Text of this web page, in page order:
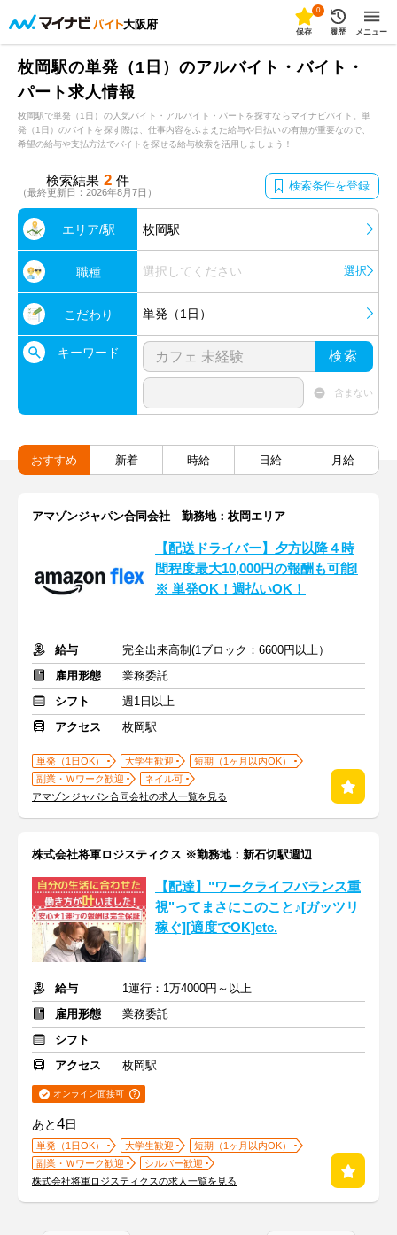
大阪府
0
保存 履歴 メニュー
枚岡駅の単発（1日）のアルバイト・バイト・
パート求人情報
枚岡駅で単発（1日）の人気バイト・アルバイト・パートを探すならマイナビバイト。単
発（1日）のバイトを探す際は、仕事内容をふまえた給与や日払いの有無が重要なので、
希望の給与や支払方法でバイトを探せる給与検索を活用しましょう！
検索結果 2 件
（最終更新日：2026年8月7日） 検索条件を登録
エリア/駅 枚岡駅
職種 選択してください 選択
こだわり 単発（1日）
キーワード 検索
含まない
おすすめ 新着 時給 日給 月給
アマゾンジャパン合同会社 勤務地：枚岡エリア
【配送ドライバー】夕方以降４時
間程度最大10,000円の報酬も可能!
※ 単発OK！週払いOK！
給与
完全出来高制(1ブロック：6600円以上）
雇用形態
業務委託
シフト
週1日以上
アクセス
枚岡駅
単発（1日OK） 大学生歓迎
短期（1ヶ月以内OK）
副業・Ｗワーク歓迎
ネイル可
アマゾンジャパン合同会社の求人一覧を見る
株式会社将軍ロジスティクス ※勤務地：新石切駅週辺
【配達】"ワークライフバランス重
視"ってまさにこのこと♪[ガッツリ
稼ぐ][適度でOK]etc.
給与
1運行：1万4000円～以上
雇用形態
業務委託
シフト
アクセス
枚岡駅
オンライン面接可
あと4日
単発（1日OK） 大学生歓迎
短期（1ヶ月以内OK）
副業・Ｗワーク歓迎
シルバー歓迎
株式会社将軍ロジスティクスの求人一覧を見る